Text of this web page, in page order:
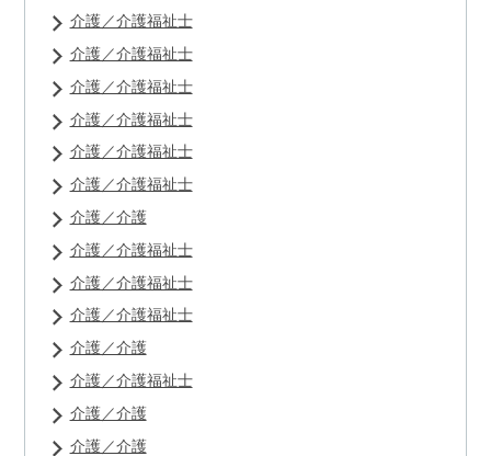
介護／介護福祉士
介護／介護福祉士
介護／介護福祉士
介護／介護福祉士
介護／介護福祉士
介護／介護福祉士
介護／介護
介護／介護福祉士
介護／介護福祉士
介護／介護福祉士
介護／介護
介護／介護福祉士
介護／介護
介護／介護